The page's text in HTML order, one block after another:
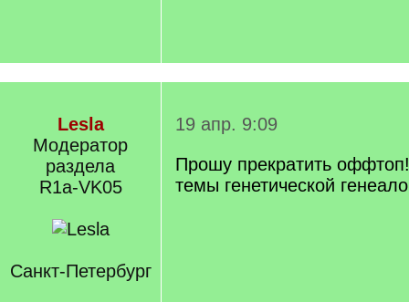
Lesla
Модератор
раздела
R1a-VK05
Санкт-Петербург
19 апр. 9:09
Прошу прекратить
темы генетической